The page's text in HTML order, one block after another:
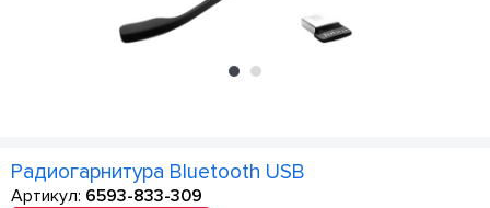
Радиогарнитура Bluetooth USB
Артикул: 6593-833-309